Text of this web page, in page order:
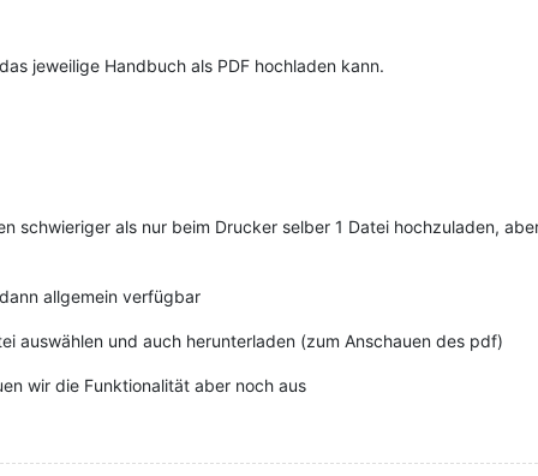
jeweilige Handbuch als PDF hochladen kann.
schwieriger als nur beim Drucker selber 1 Datei hochzuladen,
allgemein verfügbar
auswählen und auch herunterladen (zum Anschauen des pdf)
wir die Funktionalität aber noch aus